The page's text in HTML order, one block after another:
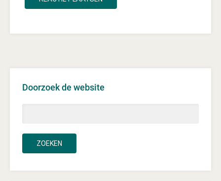
Doorzoek de website